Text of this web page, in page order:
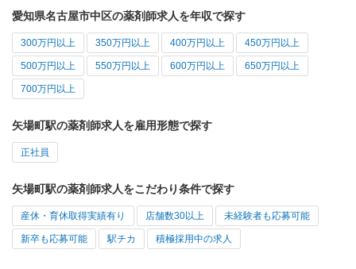
愛知県名古屋市中区の薬剤師求人を年収で探す
300万円以上 350万円以上 400万円以上 450万円以上
500万円以上 550万円以上 600万円以上 650万円以上
700万円以上
矢場町駅の薬剤師求人を雇用形態で探す
正社員
矢場町駅の薬剤師求人をこだわり条件で探す
産休・育休取得実績有り 店舗数30以上 未経験者も応募可能
新卒も応募可能 駅チカ 積極採用中の求人